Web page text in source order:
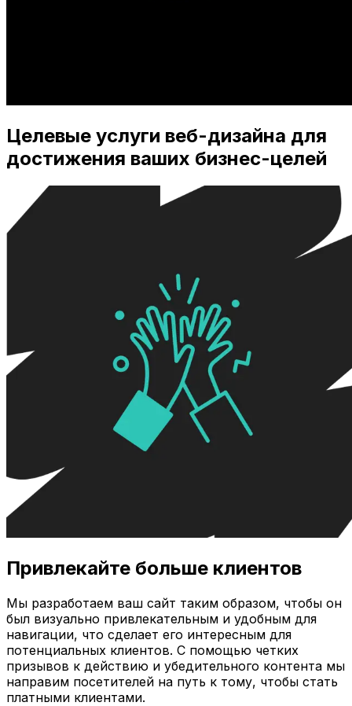
Целевые услуги веб-дизайна для
достижения ваших бизнес-целей
Привлекайте больше клиентов
Мы разработаем ваш сайт таким образом, чтобы он
был визуально привлекательным и удобным для
навигации, что сделает его интересным для
потенциальных клиентов. С помощью четких
призывов к действию и убедительного контента мы
направим посетителей на путь к тому, чтобы стать
платными клиентами.